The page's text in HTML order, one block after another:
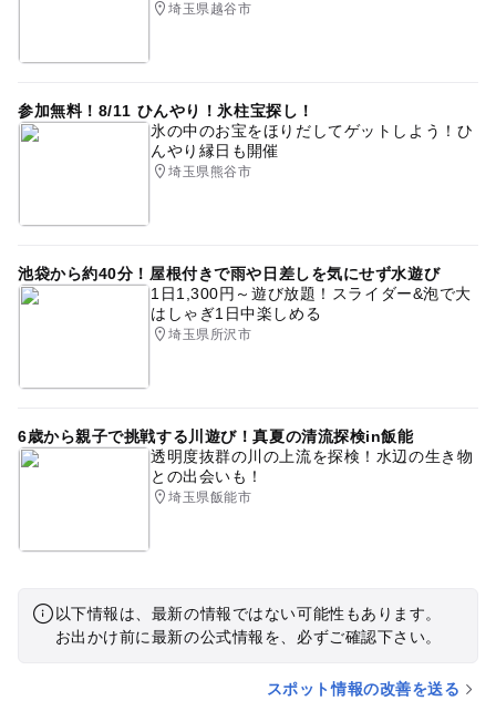
埼玉県越谷市
参加無料！8/11 ひんやり！氷柱宝探し！
氷の中のお宝をほりだしてゲットしよう！ひ
んやり縁日も開催
埼玉県熊谷市
池袋から約40分！屋根付きで雨や日差しを気にせず水遊び
1日1,300円～遊び放題！スライダー&泡で大
はしゃぎ1日中楽しめる
埼玉県所沢市
6歳から親子で挑戦する川遊び！真夏の清流探検in飯能
透明度抜群の川の上流を探検！水辺の生き物
との出会いも！
埼玉県飯能市
以下情報は、最新の情報ではない可能性もあります。
お出かけ前に最新の公式情報を、必ずご確認下さい。
スポット情報の改善を送る